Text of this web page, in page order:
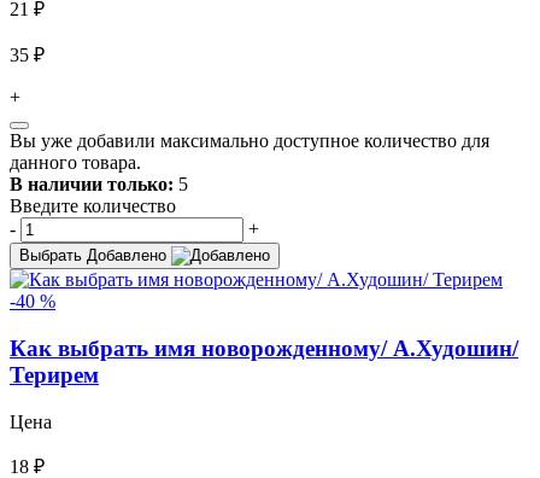
21 ₽
35 ₽
+
Вы уже добавили максимально доступное количество для
данного товара.
В наличии только: 5
Введите количество
-
+
Выбрать Добавлено
-40 %
Как выбрать имя новорожденному/ А.Худошин/
Терирем
Цена
18 ₽